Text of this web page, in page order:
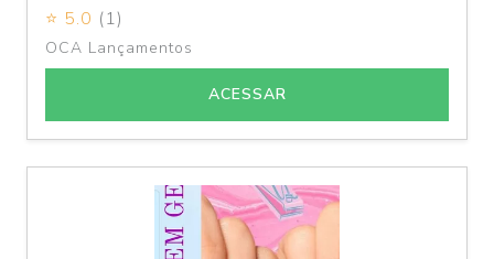
⭐ 5.0 (1)
OCA Lançamentos
ACESSAR